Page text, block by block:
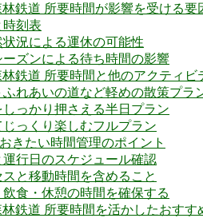
鉄道 所要時間が影響を受ける要
刻表
況による運休の可能性
ズンによる待ち時間の影響
鉄道 所要時間と他のアクティビ
れあいの道など軽めの散策プラ
しっかり押さえる半日プラン
っくり楽しむフルプラン
きたい時間管理のポイント
運行日のスケジュール確認
と移動時間を含めること
食・休憩の時間を確保する
鉄道 所要時間を活かしたおすす